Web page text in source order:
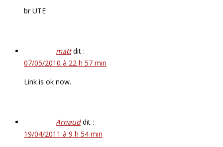
br UTE
matt dit :
07/05/2010 à 22 h 57 min
Link is ok now.
Arnaud dit :
19/04/2011 à 9 h 54 min